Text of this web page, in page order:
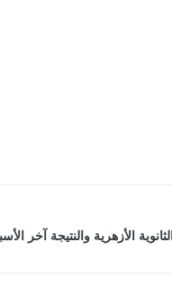
الأزهرية والنتيجة آخر